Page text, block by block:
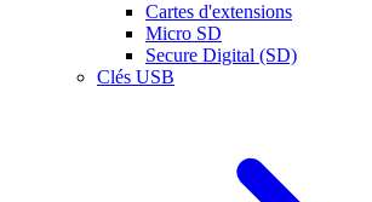
Cartes d'extensions
Micro SD
Secure Digital (SD)
Clés USB